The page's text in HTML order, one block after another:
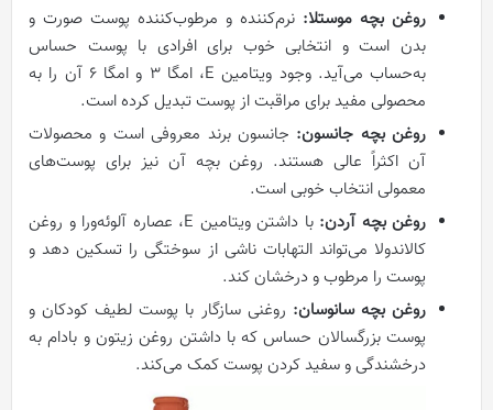
روغن بچه موستلا: نرم‌کننده و مرطوب‌کننده پوست صورت و
بدن است و انتخابی خوب برای افرادی با پوست حساس
به‌حساب می‌آید. وجود ویتامین E، امگا 3 و امگا 6 آن را به
محصولی مفید برای مراقبت از پوست تبدیل کرده است.
روغن بچه جانسون: جانسون برند معروفی است و محصولات
آن اکثراً عالی هستند. روغن بچه آن نیز برای پوست‌های
معمولی انتخاب خوبی است.
روغن بچه آردن:
با داشتن ویتامین E، عصاره آلوئه‌ورا و روغن
کالاندولا می‌تواند التهابات ناشی از سوختگی را تسکین دهد و
پوست را مرطوب و درخشان کند.
روغن بچه سانوسان: روغنی سازگار با پوست لطیف کودکان و
پوست بزرگسالان حساس که با داشتن روغن زیتون و بادام به
درخشندگی و سفید کردن پوست کمک می‌کند.